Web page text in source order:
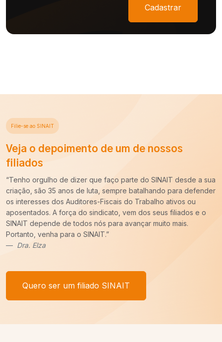
Cadastrar
a sua
defender
ou
e o
Veja o depoimento de um de
“Há cerca de dez anos entrei para a carreira de
do Trabalho e ao longo desse período constatei
imprescindível o trabalho do SINAIT para a nossa
Uma carreira para ser forte precisa de um Sindicato
sempre pronto para batalhar pelos nossos
um recado,COM VOCÊ FILIADO, SEREMOS MAIS!
Quero ser um filiado SINAIT